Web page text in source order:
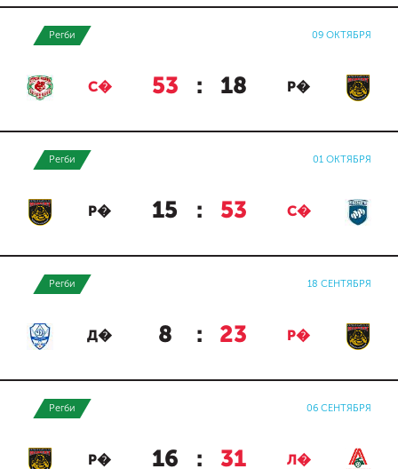
Регби 09 ОКТЯБРЯ
С� 53 : 18 Р�
Регби 01 ОКТЯБРЯ
Р� 15 : 53 С�
Регби 18 СЕНТЯБРЯ
Д� 8 : 23 Р�
Регби 06 СЕНТЯБРЯ
Р� 16 : 31 Л�